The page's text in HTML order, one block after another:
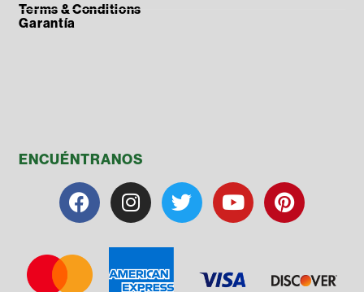
Terms & Conditions
Garantía
ENCUÉNTRANOS